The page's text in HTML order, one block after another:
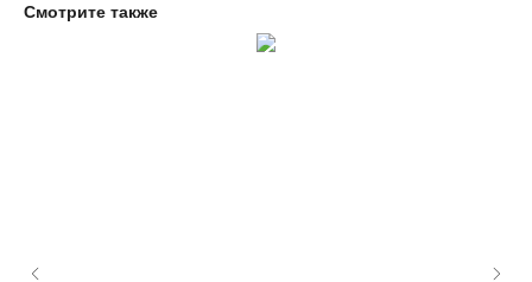
Смотрите также